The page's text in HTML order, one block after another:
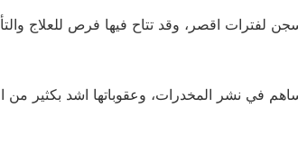
لفترات اقصر، وقد تتاح فيها فرص للعلاج
في نشر المخدرات، وعقوباتها اشد بكثير من